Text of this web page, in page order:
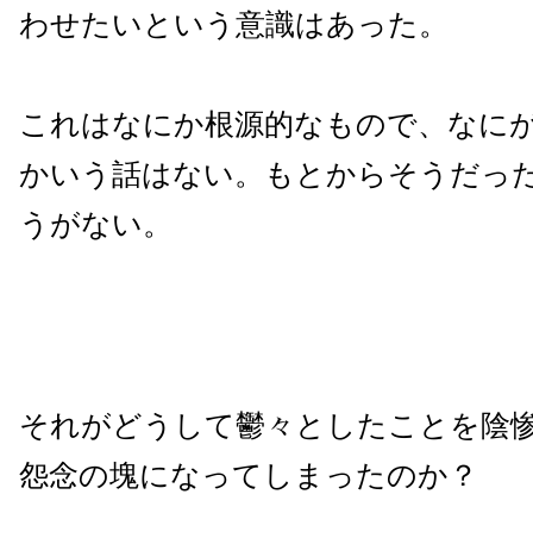
わせたいという意識はあった。
これはなにか根源的なもので、なに
かいう話はない。もとからそうだっ
うがない。
それがどうして鬱々としたことを陰
怨念の塊になってしまったのか？